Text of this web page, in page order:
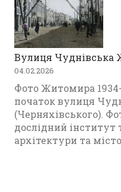
Вулиця Чуднівська
04.02.2026
Фото Житомира 1934-
початок вулиця
(Черняхівського).
дослідний інститут
архітектури та